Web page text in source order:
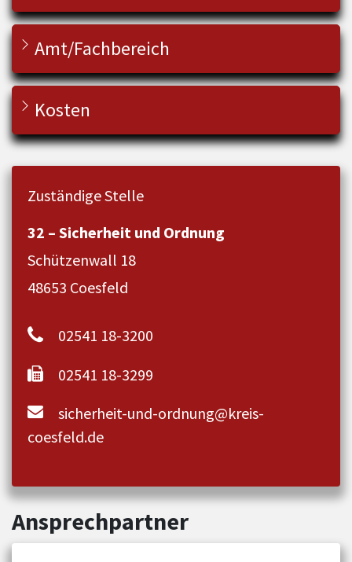
Amt/Fachbereich
Kosten
Zuständige Stelle
32 – Sicherheit und Ordnung
Schützenwall 18
48653 Coesfeld
02541 18-3200
02541 18-3299
sicherheit-und-ordnung@kreis-
coesfeld.de
Ansprechpartner